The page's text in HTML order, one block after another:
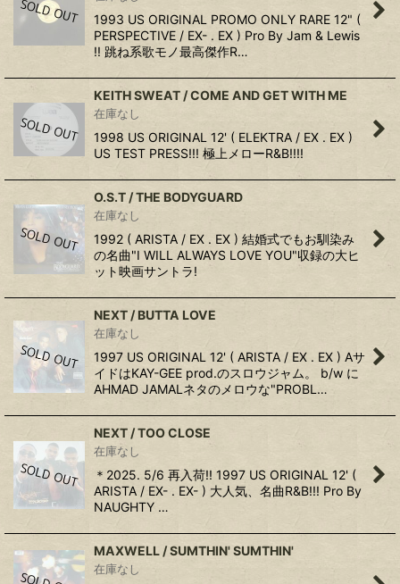
1993 US ORIGINAL PROMO ONLY RARE 12" (
PERSPECTIVE / EX- . EX ) Pro By Jam & Lewis
!! 跳ね系歌モノ最高傑作R…
KEITH SWEAT / COME AND GET WITH ME
在庫なし
1998 US ORIGINAL 12' ( ELEKTRA / EX . EX )
US TEST PRESS!!! 極上メローR&B!!!!
O.S.T / THE BODYGUARD
在庫なし
1992 ( ARISTA / EX . EX ) 結婚式でもお馴染み
の名曲"I WILL ALWAYS LOVE YOU"収録の大ヒ
ット映画サントラ!
NEXT / BUTTA LOVE
在庫なし
1997 US ORIGINAL 12' ( ARISTA / EX . EX ) Aサ
イドはKAY-GEE prod.のスロウジャム。 b/w に
AHMAD JAMALネタのメロウな"PROBL…
NEXT / TOO CLOSE
在庫なし
＊2025. 5/6 再入荷!! 1997 US ORIGINAL 12' (
ARISTA / EX- . EX- ) 大人気、名曲R&B!!! Pro By
NAUGHTY …
MAXWELL / SUMTHIN' SUMTHIN'
在庫なし